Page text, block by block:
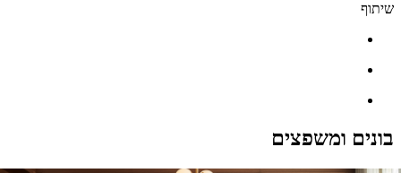
שיתוף
בונים ומשפצים